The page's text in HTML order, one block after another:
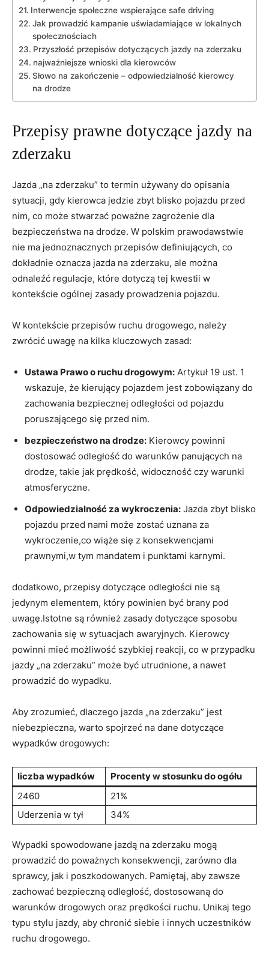
Interwencje społeczne wspierające safe driving
Jak prowadzić kampanie uświadamiające w lokalnych
społecznościach
Przyszłość przepisów dotyczących jazdy na zderzaku
najważniejsze wnioski dla kierowców
Słowo na zakończenie – odpowiedzialność kierowcy
na drodze
Przepisy prawne dotyczące jazdy na
zderzaku
Jazda „na zderzaku” to termin używany do opisania
sytuacji, gdy kierowca jedzie zbyt blisko pojazdu przed
nim, co może stwarzać poważne zagrożenie dla
bezpieczeństwa na drodze. W polskim prawodawstwie
nie ma jednoznacznych przepisów definiujących, co
dokładnie oznacza jazda na zderzaku, ale można
odnaleźć regulacje, które dotyczą tej kwestii w
kontekście ogólnej zasady prowadzenia pojazdu.
W kontekście przepisów ruchu drogowego, należy
zwrócić uwagę na kilka kluczowych zasad:
Ustawa Prawo o ruchu drogowym: Artykuł 19 ust. 1
wskazuje, że kierujący pojazdem jest zobowiązany do
zachowania bezpiecznej odległości od pojazdu
poruszającego się przed nim.
bezpieczeństwo na drodze: Kierowcy powinni
dostosować odległość do warunków panujących na
drodze, takie jak prędkość, widoczność czy warunki
atmosferyczne.
Odpowiedzialność za wykroczenia: Jazda zbyt blisko
pojazdu przed nami może zostać uznana za
wykroczenie,co wiąże się z konsekwencjami
prawnymi,w tym mandatem i punktami karnymi.
dodatkowo, przepisy dotyczące odległości nie są
jedynym elementem, który powinien być brany pod
uwagę.Istotne są również zasady dotyczące sposobu
zachowania się w sytuacjach awaryjnych. Kierowcy
powinni mieć możliwość szybkiej reakcji, co w przypadku
jazdy „na zderzaku” może być utrudnione, a nawet
prowadzić do wypadku.
Aby zrozumieć, dlaczego jazda „na zderzaku” jest
niebezpieczna, warto spojrzeć na dane dotyczące
wypadków drogowych:
liczba wypadków
Procenty w stosunku do ogółu
2460
21%
Uderzenia w tył
34%
Wypadki spowodowane jazdą na zderzaku mogą
prowadzić do poważnych konsekwencji, zarówno dla
sprawcy, jak i poszkodowanych. Pamiętaj, aby zawsze
zachować bezpieczną odległość, dostosowaną do
warunków drogowych oraz prędkości ruchu. Unikaj tego
typu stylu jazdy, aby chronić siebie i innych uczestników
ruchu drogowego.